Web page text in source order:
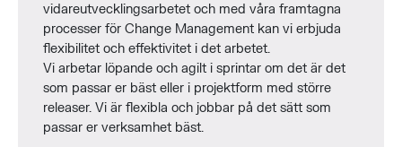
vidareutvecklingsarbetet och med våra framtagna
processer för Change Management kan vi erbjuda
flexibilitet och effektivitet i det arbetet.
Vi arbetar löpande och agilt i sprintar om det är det
som passar er bäst eller i projektform med större
releaser. Vi är flexibla och jobbar på det sätt som
passar er verksamhet bäst.